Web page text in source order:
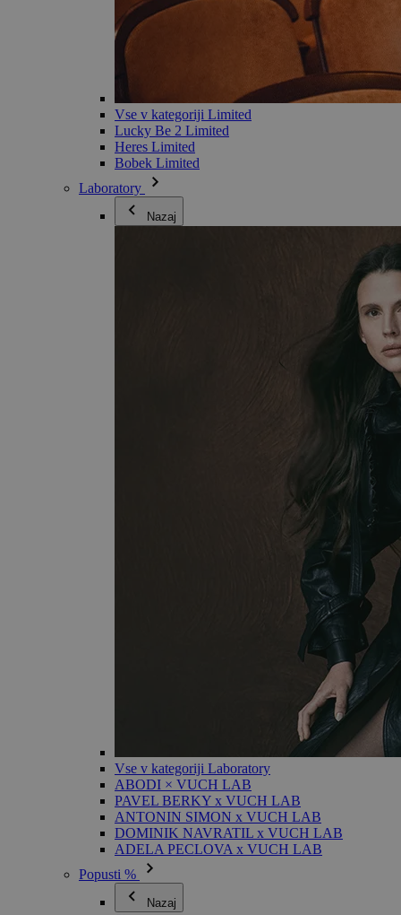
Vse v kategoriji Limited
Lucky Be 2 Limited
Heres Limited
Bobek Limited
Laboratory
Nazaj
Vse v kategoriji Laboratory
ABODI × VUCH LAB
PAVEL BERKY x VUCH LAB
ANTONIN SIMON x VUCH LAB
DOMINIK NAVRATIL x VUCH LAB
ADELA PECLOVA x VUCH LAB
Popusti %
Nazaj